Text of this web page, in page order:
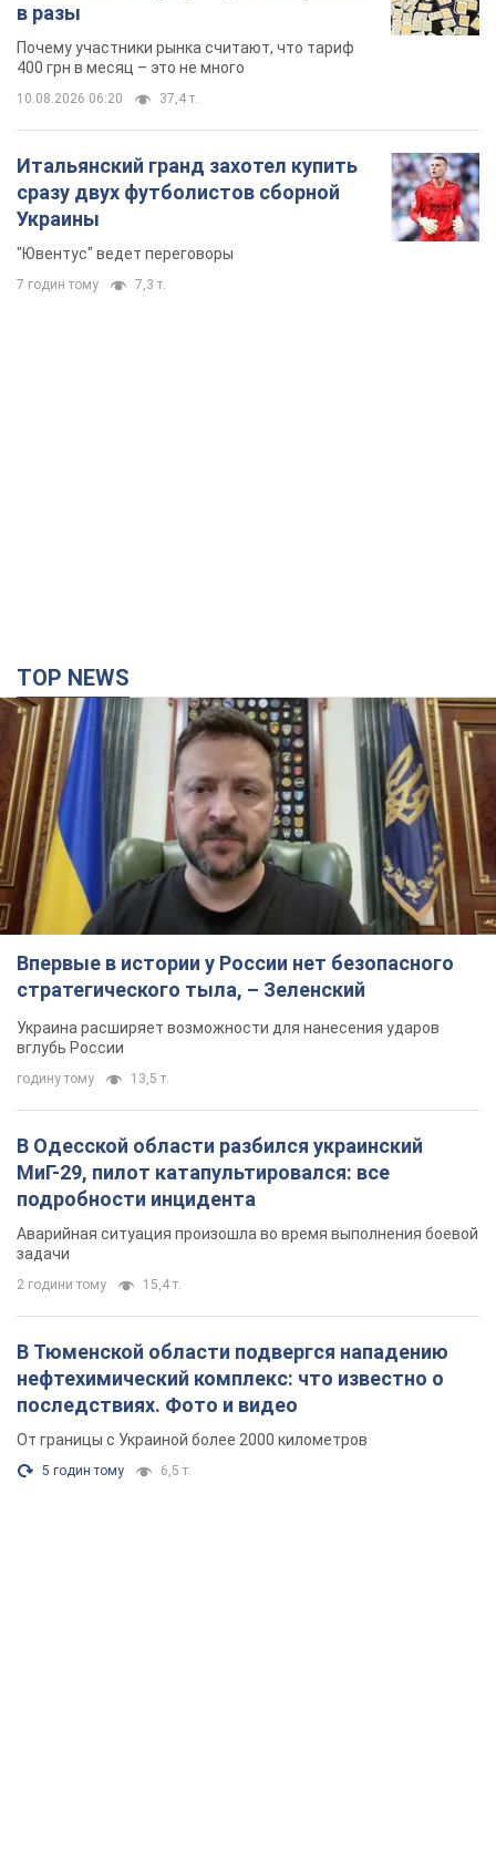
в разы
Почему участники рынка считают, что тариф
400 грн в месяц – это не много
10.08.2026 06:20 37,4 т.
Итальянский гранд захотел купить
сразу двух футболистов сборной
Украины
"Ювентус" ведет переговоры
7 годин тому 7,3 т.
TOP NEWS
Впервые в истории у России нет безопасного
стратегического тыла, – Зеленский
Украина расширяет возможности для нанесения ударов
вглубь России
годину тому 13,5 т.
В Одесской области разбился украинский
МиГ-29, пилот катапультировался: все
подробности инцидента
Аварийная ситуация произошла во время выполнения боевой
задачи
2 години тому 15,4 т.
В Тюменской области подвергся нападению
нефтехимический комплекс: что известно о
последствиях. Фото и видео
От границы с Украиной более 2000 километров
5 годин тому 6,5 т.